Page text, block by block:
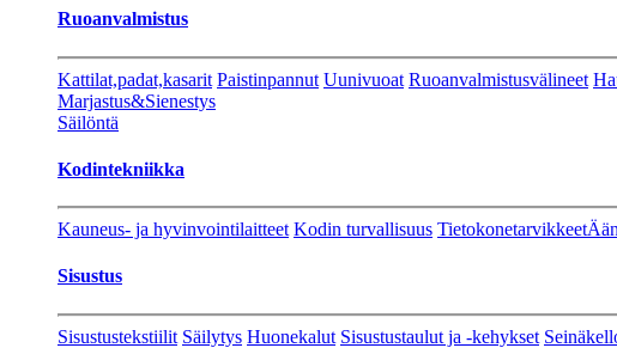
Ruoanvalmistus
Kattilat,padat,kasarit Paistinpannut Uunivuoat Ruoanvalmistusvälineet
Marjastus&Sienestys
Säilöntä
Kodintekniikka
Kauneus- ja hyvinvointilaitteet Kodin turvallisuus Tietokonetarvikkeet
Sisustus
Sisustustekstiilit Säilytys Huonekalut Sisustustaulut ja -kehykset